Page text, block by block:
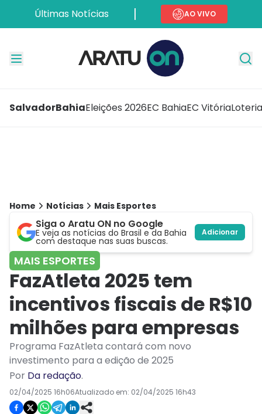
Últimas Notícias AO VIVO
SalvadorBahiaEleições 2026EC BahiaEC Vitória
Home Notícias Mais Esportes
Siga o Aratu ON no Google
E veja as notícias do Brasil e da Bahia
com destaque nas suas buscas.
Adicionar
MAIS ESPORTES
FazAtleta 2025 tem
incentivos fiscais de R$10
milhões para empresas
Programa FazAtleta contará com novo
investimento para a edição de 2025
Por Da redação.
02/04/2025 16h06Atualizado em: 02/04/2025 16h43